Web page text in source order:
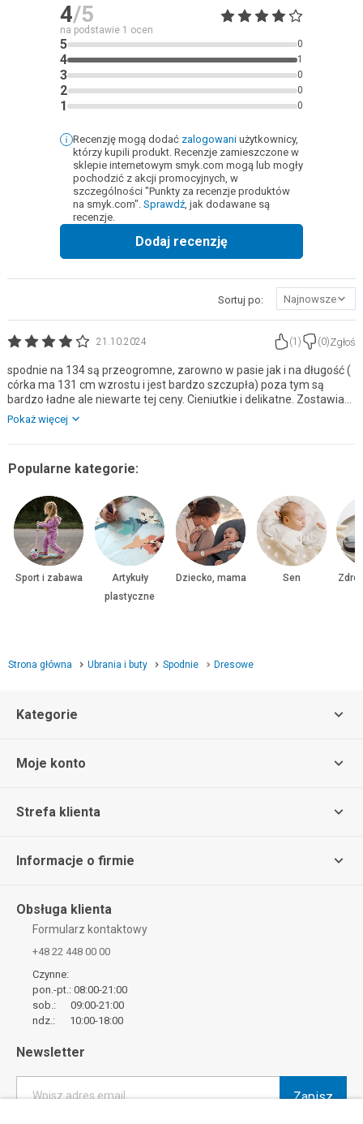
4/5
na podstawie 1 ocen
5 0
4 1
3 0
2 0
1 0
Recenzję mogą dodać zalogowani użytkownicy,
którzy kupili produkt. Recenzje zamieszczone w
sklepie internetowym smyk.com mogą lub mogły
pochodzić z akcji promocyjnych, w
szczególności "Punkty za recenzje produktów
na smyk.com". Sprawdź, jak dodawane są
recenzje.
Dodaj recenzję
Sortuj po: Najnowsze
21.10.2024 (1 ) (0)Zgłoś
spodnie na 134 są przeogromne, zarowno w pasie jak i na długość (
córka ma 131 cm wzrostu i jest bardzo szczupła) poza tym są
bardzo ładne ale niewarte tej ceny. Cieniutkie i delikatne. Zostawiam
aż do nich podrośnie bo ładne.
Pokaż więcej
Popularne kategorie:
Sport i zabawa
Artykuły
plastyczne
Dziecko, mama Sen
Strona główna Ubrania i buty Spodnie Dresowe
Kategorie
Moje konto
Strefa klienta
Informacje o firmie
Obsługa klienta
Formularz kontaktowy
+48 22 448 00 00
Czynne:
pon.-pt.: 08:00-21:00
sob.: 09:00-21:00
ndz.: 10:00-18:00
Newsletter
Wpisz adres email Zapisz